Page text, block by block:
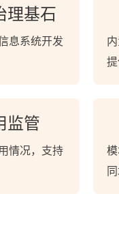
理基石
息系统开发
监管
情况，支持